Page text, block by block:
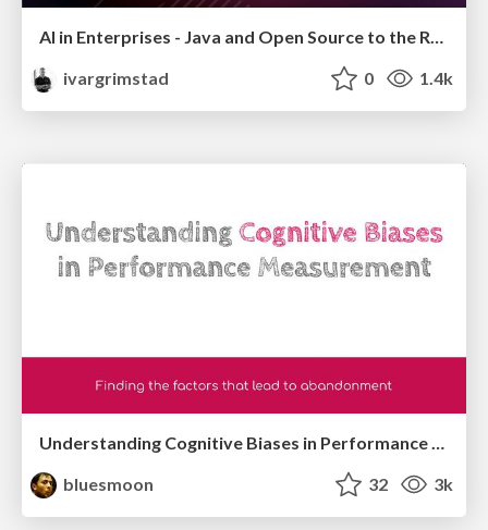
AI in Enterprises - Java and Open Source to the Rescue
ivargrimstad
0 1.4k
bluesmoon
32 3k